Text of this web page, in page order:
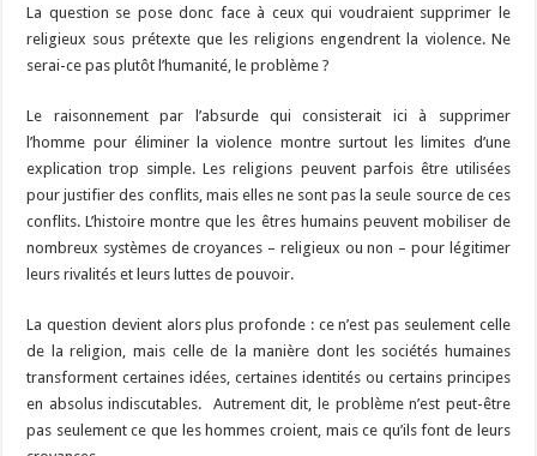
La question se pose donc face à ceux qui voudraient supprimer le
religieux sous prétexte que les religions engendrent la violence. Ne
serai-ce pas plutôt l’humanité, le problème ?
Le raisonnement par l’absurde qui consisterait ici à supprimer
l’homme pour éliminer la violence montre surtout les limites d’une
explication trop simple. Les religions peuvent parfois être utilisées
pour justifier des conflits, mais elles ne sont pas la seule source de ces
conflits. L’histoire montre que les êtres humains peuvent mobiliser de
nombreux systèmes de croyances – religieux ou non – pour légitimer
leurs rivalités et leurs luttes de pouvoir.
La question devient alors plus profonde : ce n’est pas seulement celle
de la religion, mais celle de la manière dont les sociétés humaines
transforment certaines idées, certaines identités ou certains principes
en absolus indiscutables. Autrement dit, le problème n’est peut-être
pas seulement ce que les hommes croient, mais ce qu’ils font de leurs